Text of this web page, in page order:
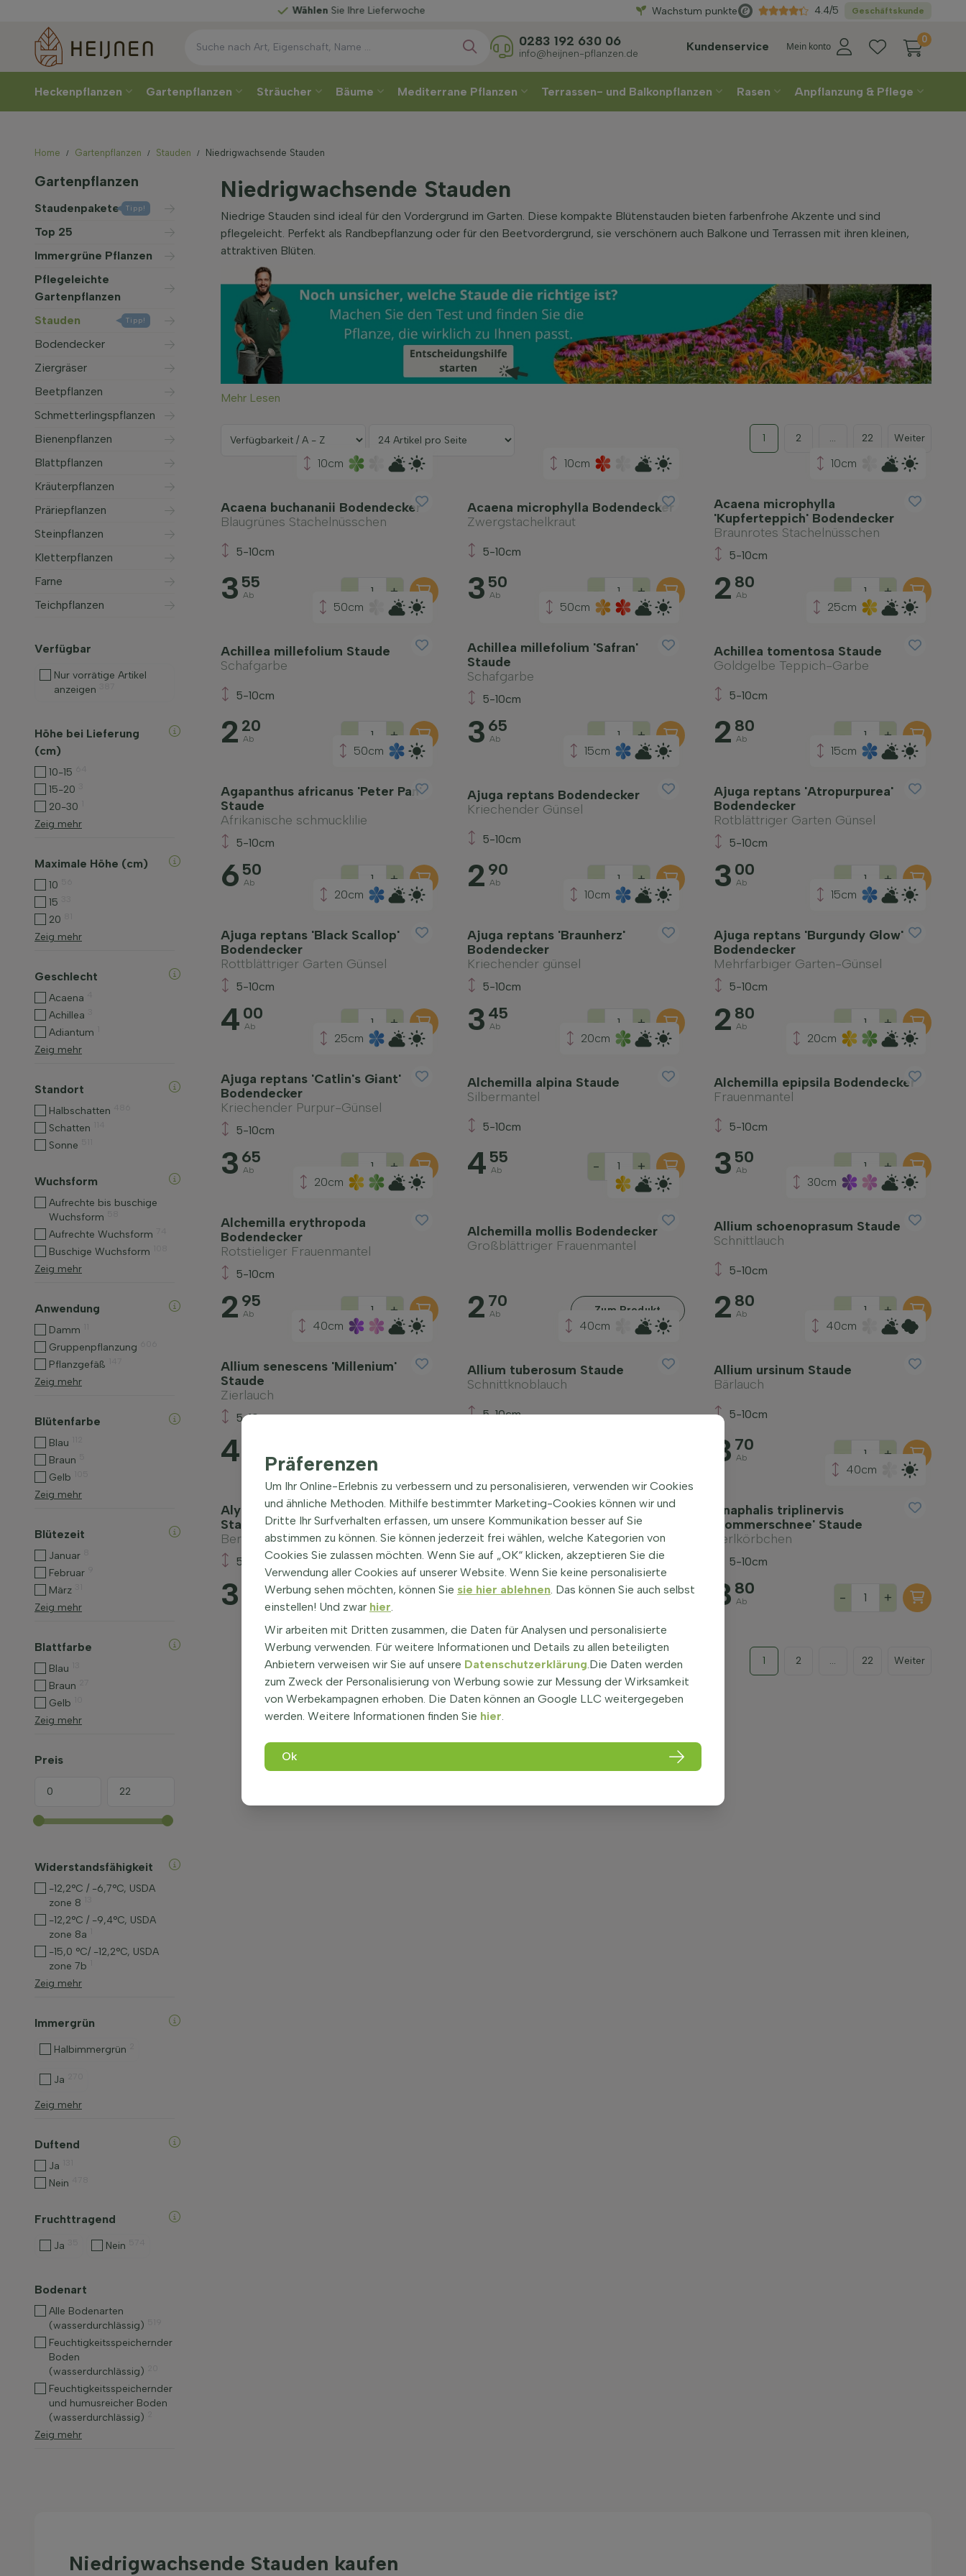
Sie Ihre Lieferwoche Wählen Direktaus der
Wachstum punkte Geschäftskunde
4.4/5
Kundenservice Mein konto
0
0283 192 630 06
info@heijnen-pflanzen.de
Heckenpflanzen Gartenpflanzen Sträucher Bäume Mediterrane Pflanzen Terrassen- und Balkonpflanzen Rasen Anpflanzung & Pflege
Home Gartenpflanzen Stauden Niedrigwachsende Stauden
Gartenpflanzen
Staudenpakete Tipp!
Top 25
Immergrüne Pflanzen
Pflegeleichte
Gartenpflanzen
Stauden
Tipp!
Bodendecker
Ziergräser
Beetpflanzen
Schmetterlingspflanzen
Bienenpflanzen
Blattpflanzen
Kräuterpflanzen
Präriepflanzen
Steinpflanzen
Kletterpflanzen
Farne
Teichpflanzen
Verfügbar
Nur vorrätige Artikel
anzeigen
Höhe bei Lieferung
(cm)
10-15
15-20
20-30
Zeig mehr
Maximale Höhe (cm)
10
15
20
Zeig mehr
Geschlecht
Acaena
Achillea
Adiantum
Zeig mehr
Standort
Halbschatten
Schatten
Sonne
Wuchsform
Aufrechte bis buschige
Wuchsform
Aufrechte Wuchsform
Buschige Wuchsform
Zeig mehr
Anwendung
Damm
Gruppenpflanzung
Pflanzgefäß
Zeig mehr
Blütenfarbe
Blau
Braun
Gelb
Zeig mehr
Blütezeit
Januar
Februar
März
Zeig mehr
Blattfarbe
Blau
Braun
Gelb
Zeig mehr
Preis
Widerstandsfähigkeit
-12,2°C / -6,7°C, USDA
zone 8
-12,2°C / -9,4°C, USDA
zone 8a
-15,0 °C/ -12,2°C, USDA
zone 7b
Zeig mehr
Immergrün
Halbimmergrün
Ja
Zeig mehr
Duftend
Ja
Nein
Fruchttragend
Ja Nein
Bodenart
Alle Bodenarten
(wasserdurchlässig)
Feuchtigkeitsspeichernder
Boden
(wasserdurchlässig)
Feuchtigkeitsspeichernder
und humusreicher Boden
(wasserdurchlässig)
Zeig mehr
Niedrigwachsende Stauden
Niedrige Stauden sind ideal für den Vordergrund im Garten. Diese kompakte Blütenstauden bieten farbenfrohe Akzente und sind
pflegeleicht. Perfekt als Randbepflanzung oder für den Beetvordergrund, sie verschönern auch Balkone und Terrassen mit ihren kleinen,
attraktiven Blüten.
Mehr Lesen
1 2 ... 22 Weiter
10cm
Acaena buchananii Bodendecker
Blaugrünes Stachelnüsschen
5-10cm
3 55
Ab - +
10cm
Acaena microphylla Bodendecker
Zwergstachelkraut
5-10cm
3 50
Ab - +
10cm
Acaena microphylla
'Kupferteppich' Bodendecker
Braunrotes Stachelnüsschen
5-10cm
2 80
Ab - +
50cm
Achillea millefolium Staude
Schafgarbe
5-10cm
2 20
Ab - +
50cm
Achillea millefolium 'Safran'
Staude
Schafgarbe
5-10cm
3 65
Ab - +
25cm
Achillea tomentosa Staude
Goldgelbe Teppich-Garbe
5-10cm
2 80
Ab - +
50cm
Agapanthus africanus 'Peter Pan'
Staude
Afrikanische schmucklilie
5-10cm
6 50
Ab - +
15cm
Ajuga reptans Bodendecker
Kriechender Günsel
5-10cm
2 90
Ab - +
15cm
Ajuga reptans 'Atropurpurea'
Bodendecker
Rotblättriger Garten Günsel
5-10cm
3 00
Ab - +
20cm
Ajuga reptans 'Black Scallop'
Bodendecker
Rottblättriger Garten Günsel
5-10cm
4 00
Ab - +
10cm
Ajuga reptans 'Braunherz'
Bodendecker
Kriechender günsel
5-10cm
3 45
Ab - +
15cm
Ajuga reptans 'Burgundy Glow'
Bodendecker
Mehrfarbiger Garten-Günsel
5-10cm
2 80
Ab - +
25cm
Ajuga reptans 'Catlin's Giant'
Bodendecker
Kriechender Purpur-Günsel
5-10cm
3 65
Ab - +
20cm
Alchemilla alpina Staude
Silbermantel
5-10cm
4 55
Ab - +
20cm
Alchemilla epipsila Bodendecker
Frauenmantel
5-10cm
3 50
Ab - +
20cm
Alchemilla erythropoda
Bodendecker
Rotstieliger Frauenmantel
5-10cm
2 95
Ab - +
Alchemilla mollis Bodendecker
Großblättriger Frauenmantel
2 70
Ab Zum Produkt
30cm
Allium schoenoprasum Staude
Schnittlauch
5-10cm
2 80
Ab - +
40cm
Allium senescens 'Millenium'
Staude
Zierlauch
5-10cm
4
40cm
Allium tuberosum Staude
Schnittknoblauch
5-10cm
40cm
Allium ursinum Staude
Bärlauch
5-10cm
3 70
Ab - +
20cm
Alyssum montanum 'Berggold'
Staude
Berg-Steinkraut 'Berggold'
5-10cm
3 - +
Anaphalis triplinervis Staude
Dreinerviges Perlkörbchen
5-10cm
300 - +
40cm
Anaphalis triplinervis
'Sommerschnee' Staude
Perlkörbchen
5-10cm
3 80
Ab - +
1 2 ... 22 Weiter
Niedrigwachsende Stauden kaufen
Präferenzen
Um Ihr Online-Erlebnis zu verbessern und zu personalisieren, verwenden wir Cookies
und ähnliche Methoden. Mithilfe bestimmter Marketing-Cookies können wir und
Dritte Ihr Surfverhalten erfassen, um unsere Kommunikation besser auf Sie
abstimmen zu können. Sie können jederzeit frei wählen, welche Kategorien von
Cookies Sie zulassen möchten. Wenn Sie auf „OK“ klicken, akzeptieren Sie die
Verwendung aller Cookies auf unserer Website. Wenn Sie keine personalisierte
Werbung sehen möchten, können Sie sie hier ablehnen. Das können Sie auch selbst
einstellen! Und zwar hier.
Wir arbeiten mit Dritten zusammen, die Daten für Analysen und personalisierte
Werbung verwenden. Für weitere Informationen und Details zu allen beteiligten
Anbietern verweisen wir Sie auf unsere Datenschutzerklärung.Die Daten werden
zum Zweck der Personalisierung von Werbung sowie zur Messung der Wirksamkeit
von Werbekampagnen erhoben. Die Daten können an Google LLC weitergegeben
werden. Weitere Informationen finden Sie hier.
Ok